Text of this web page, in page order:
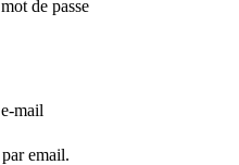
de passe
mail
email.